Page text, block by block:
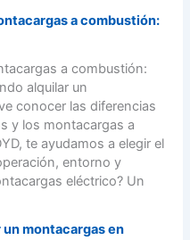
6
8
0
r
s
P
a
s
o
a
a
【
o
n
t
a
c
a
r
s
a combustión:
a combustión:
alquilar un
conocer las diferencias
y los montacargas a
te ayudamos a elegir el
entorno y
eléctrico? Un
montacargas en